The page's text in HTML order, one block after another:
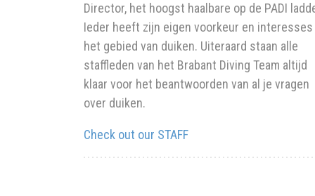
Director, het hoogst haalbare op de PADI
Ieder heeft zijn eigen voorkeur en interesses
het gebied van duiken. Uiteraard staan alle
staffleden van het Brabant Diving Team altijd
klaar voor het beantwoorden van al je vragen
over duiken.
Check out our STAFF